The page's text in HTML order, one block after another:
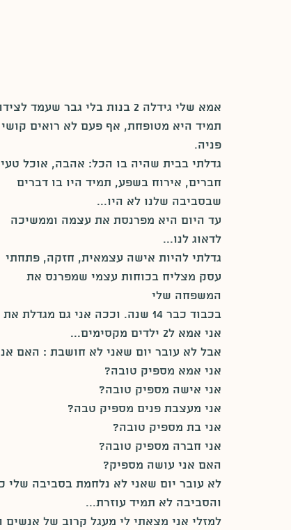
אמא שלי גידלה 2 בנות בלי גבר שעמד
תמיד היא מטופחת, אף פעם לא רואים
פניה.
גדלתי בבית שהיה בו הכל: אהבה, אוכל
חברים, אירוח בשפע, תמיד היו בו דברים
שבסביבה שלנו לא היו...
עד היום היא מפרנסת את עצמה וממשיכה
לדאוג לנו...
גדלתי להיות אישה עצמאית, חזקה, פתחתי
עסק מצליח בכוחות עצמי שמפרנס את
המשפחה שלי
בכבוד כבר 14 שנה. וככה אני גם מגדלת את הבת שלי.
אני אמא ל2 ילדים מקסימים...
אבל לא עובר יום שאני לא חושבת : האם
אני אמא מספיק טובה?
אני אישה מספיק טובה?
אני מעצבת פנים מספיק טבה?
אני בת מספיק טובה?
אני חברה מספיק טובה?
האם אני עושה מספיק?
לא עובר יום שאני לא נלחמת בסביבה שלי
והסביבה לא תמיד עוזרת...
למזלי אני מצאתי לי מעגל קרוב של אנשים